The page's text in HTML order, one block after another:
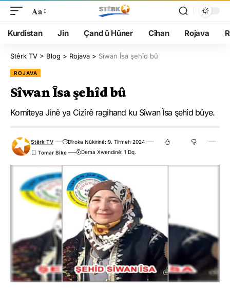
Aa
Kurdistan Jin Çand û Hûner Cîhan Rojava
Stêrk TV > Blog > Rojava > Sîwan Îsa şehîd bû
ROJAVA
Sîwan Îsa şehîd bû
Komîteya Jinê ya Cizîrê ragihand ku Sîwan Îsa şehîd bûye.
Stêrk TV
Dîroka Nûkirinê: 9. Tîrmeh 2024
Dema Xwendinê: 1 Dq.